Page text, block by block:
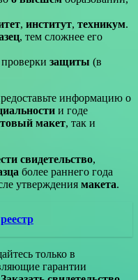
, институт, техникум.
, тем сложнее его
защиты (в
информацию о
и годе
макет, так и
свидетельство,
более раннего года
утверждения макета.
только в
гарантии